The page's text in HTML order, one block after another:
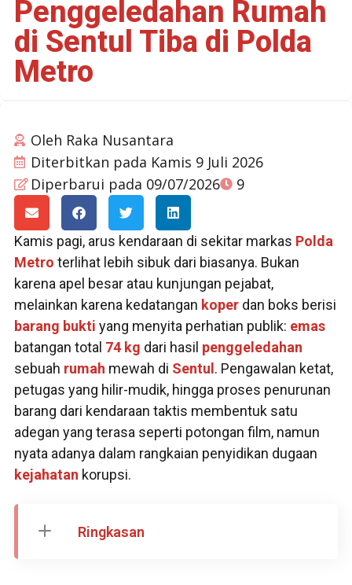
Penggeledahan Rumah
di Sentul Tiba di Polda
Metro
Oleh Raka Nusantara
Diterbitkan pada Kamis 9 Juli 2026
Diperbarui pada 09/07/2026
9
Kamis pagi, arus kendaraan di sekitar markas Polda
Metro terlihat lebih sibuk dari biasanya. Bukan
karena apel besar atau kunjungan pejabat,
melainkan karena kedatangan koper dan boks berisi
barang bukti yang menyita perhatian publik: emas
batangan total 74 kg dari hasil penggeledahan
sebuah rumah mewah di Sentul . Pengawalan ketat,
petugas yang hilir-mudik, hingga proses penurunan
barang dari kendaraan taktis membentuk satu
adegan yang terasa seperti potongan film, namun
nyata adanya dalam rangkaian penyidikan dugaan
kejahatan korupsi.
Ringkasan